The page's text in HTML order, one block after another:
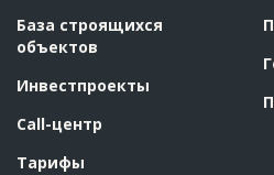
База строящихся
объектов
Инвестпроекты
Call-центр
Тарифы